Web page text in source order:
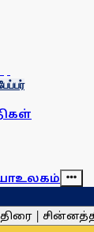
உலகம்
திரை |